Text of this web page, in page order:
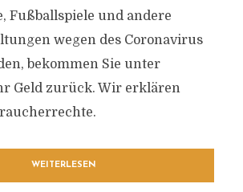
Fußballspiele und andere
wegen des Coronavirus
bekommen Sie unter
Geld zurück. Wir erklären
WEITERLESEN